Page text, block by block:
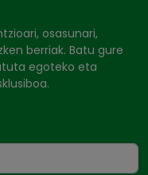
osasunari,
berriak. Batu gure
egoteko eta